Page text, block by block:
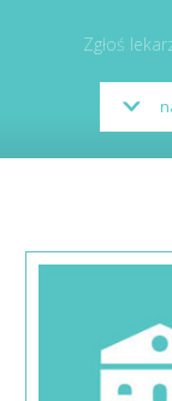
Zgłoś